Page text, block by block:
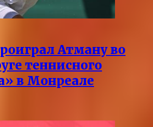
Атману во
теннисного
в Монреале